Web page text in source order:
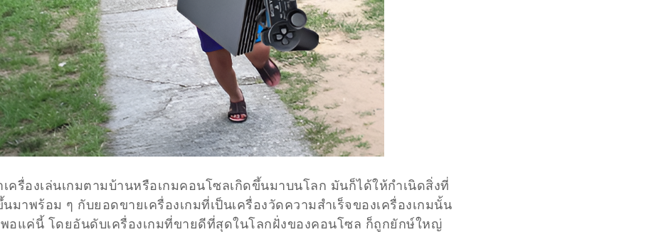
ครื่องเล่นเกมตามบ้านหรือเกมคอนโซลเกิดขึ้นมาบนโลก มันก็ได้ให้กำเนิดสิ่งที่
นมาพร้อม ๆ กับยอดขายเครื่องเกมที่เป็นเครื่องวัดความสำเร็จของเครื่องเกมนั้น
อแค่นี้ โดยอันดับเครื่องเกมที่ขายดีที่สุดในโลกฝั่งของคอนโซล ก็ถูกยักษ์ใหญ่